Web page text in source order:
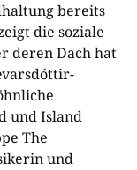
bereits
die soziale
deren Dach hat
und Island
The
und